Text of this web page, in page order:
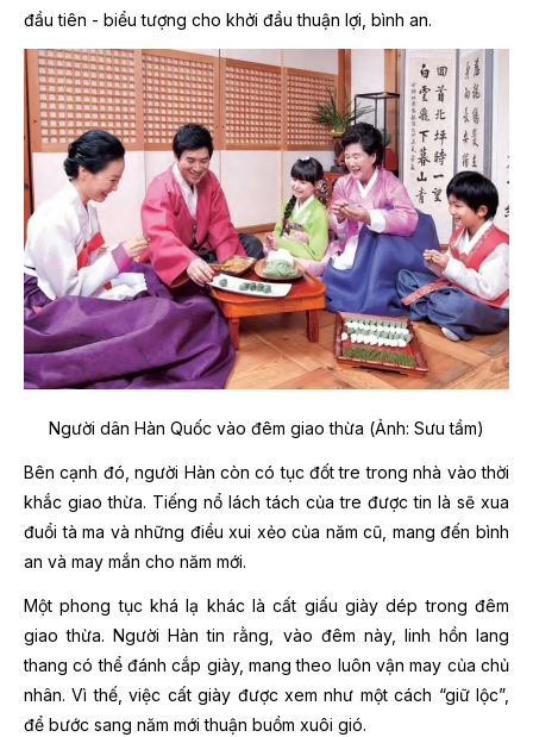
đầu tiên - biểu tượng cho khởi đầu thuận lợi, bình an.
Người dân Hàn Quốc vào đêm giao thừa (Ảnh: Sưu tầm)
Bên cạnh đó, người Hàn còn có tục đốt tre trong nhà vào thời
khắc giao thừa. Tiếng nổ lách tách của tre được tin là sẽ xua
đuổi tà ma và những điều xui xẻo của năm cũ, mang đến bình
an và may mắn cho năm mới.
Một phong tục khá lạ khác là cất giấu giày dép trong đêm
giao thừa. Người Hàn tin rằng, vào đêm này, linh hồn lang
thang có thể đánh cắp giày, mang theo luôn vận may của chủ
nhân. Vì thế, việc cất giày được xem như một cách “giữ lộc”,
để bước sang năm mới thuận buồm xuôi gió.